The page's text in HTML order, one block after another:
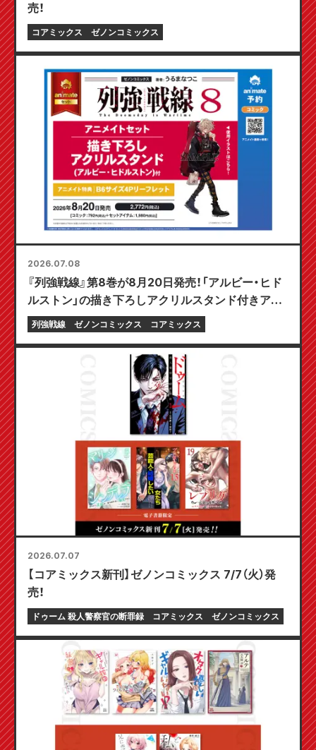
売！
コアミックス ゼノンコミックス
2026.07.08
『列強戦線』第8巻が8月20日発売！「アルビー・ヒド
ルストン」の描き下ろしアクリルスタンド付きアニ
メイトセットの予約受付中！
列強戦線 ゼノンコミックス コアミックス
2026.07.07
【コアミックス新刊】ゼノンコミックス 7/7（火）発
売！
ドゥーム 殺人警察官の断罪録 コアミックス ゼノンコミックス